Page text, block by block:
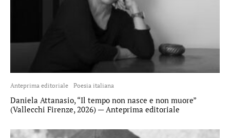
Anteprima editoriale Poesia italiana
Daniela Attanasio, “Il tempo non nasce e non muore”
(Vallecchi Firenze, 2026) — Anteprima editoriale